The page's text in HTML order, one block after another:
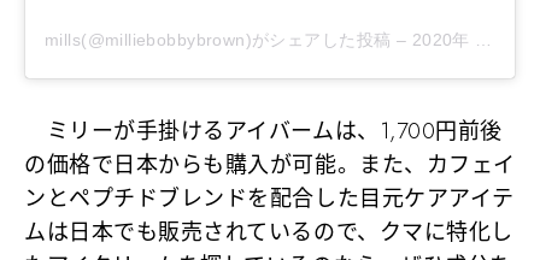
mills(@milliebobbybrown)がシェアした投稿 – 2020年 6月月27日午前9時01分PDT
ミリーが手掛けるアイバームは、1,700円前後
の価格で日本からも購入が可能。また、カフェイ
ンとペプチドブレンドを配合した目元ケアアイテ
ムは日本でも販売されているので、クマに特化し